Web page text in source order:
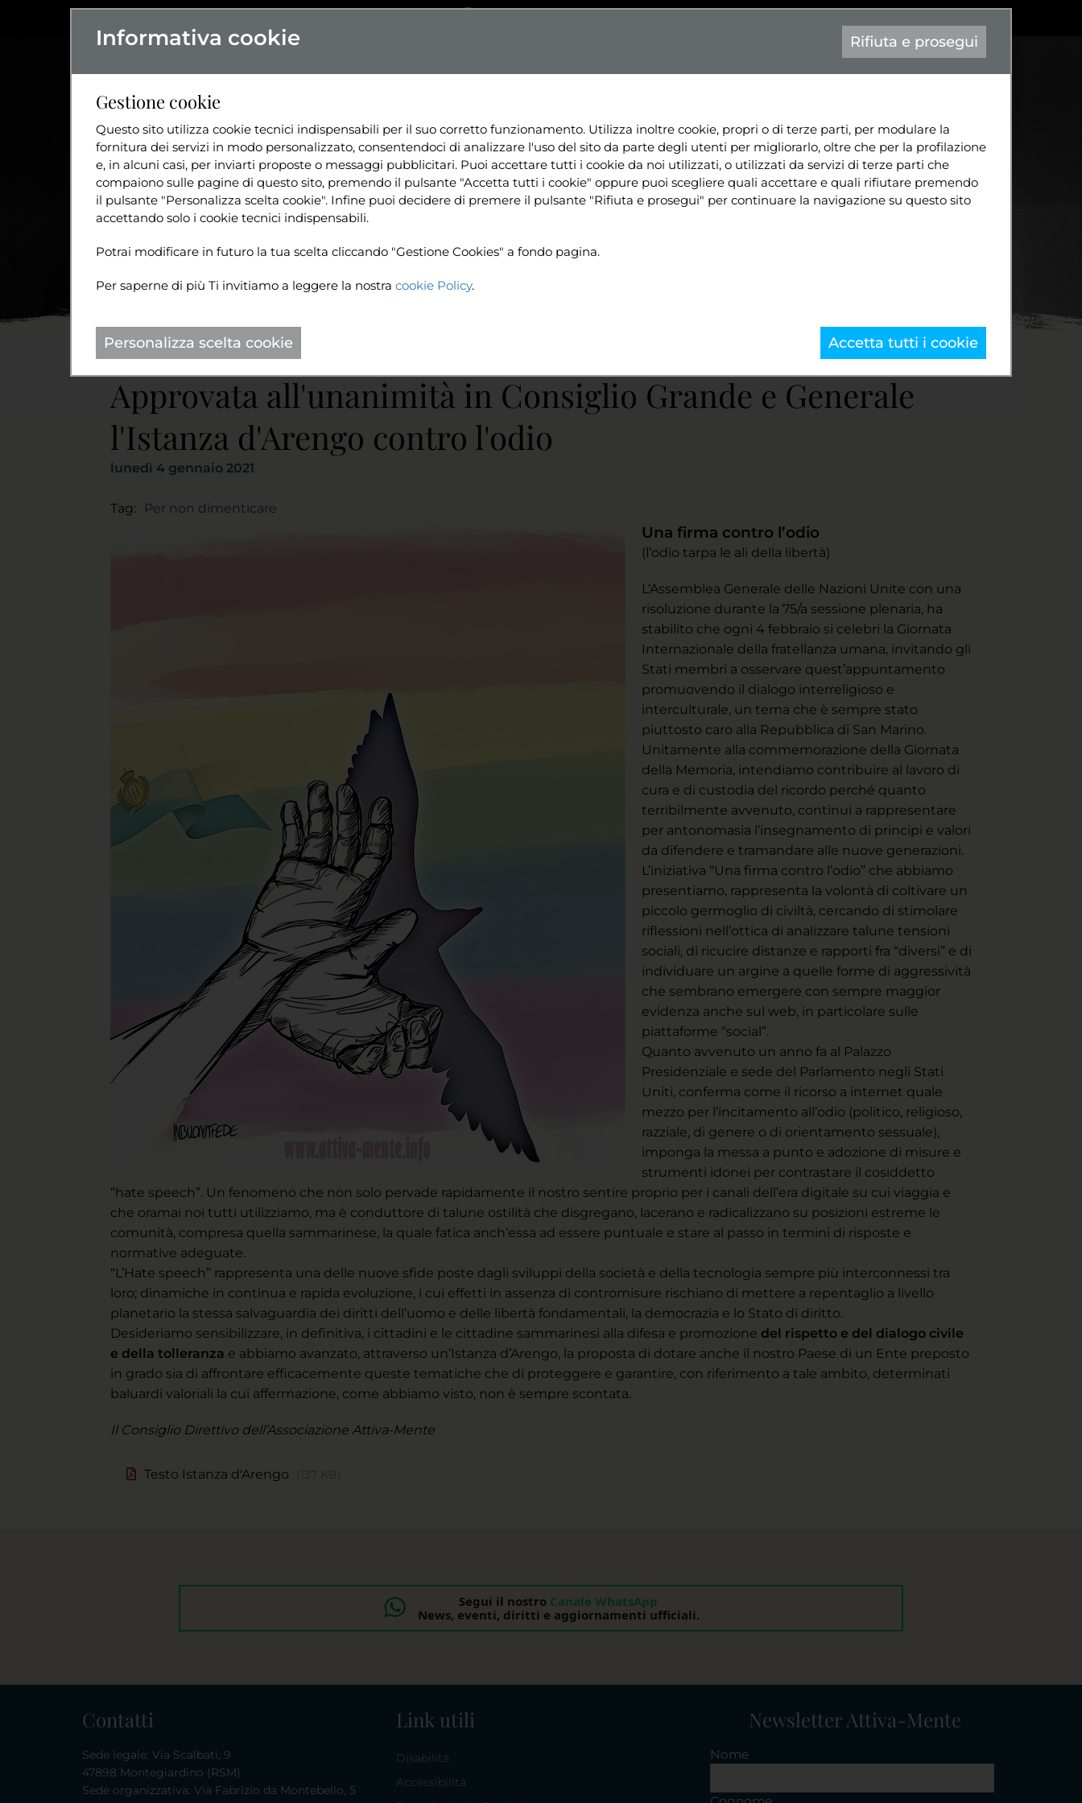
L'ASSOCIAZIONE NEWS PROGETTI RISORSE UTILITÀ CONTATTI DIVENTA SOCIO
Approvata all'unanimità in Consiglio Grande e Generale
l'Istanza d'Arengo contro l'odio
lunedì 4 gennaio 2021
Tag: Per non dimenticare
Una firma contro l’odio
(l’odio tarpa le ali della libertà)
L’Assemblea Generale delle Nazioni Unite con una
risoluzione durante la 75/a sessione plenaria, ha
stabilito che ogni 4 febbraio si celebri la Giornata
Internazionale della fratellanza umana, invitando gli
Stati membri a osservare quest’appuntamento
promuovendo il dialogo interreligioso e
interculturale, un tema che è sempre stato
piuttosto caro alla Repubblica di San Marino.
Unitamente alla commemorazione della Giornata
della Memoria, intendiamo contribuire al lavoro di
cura e di custodia del ricordo perché quanto
terribilmente avvenuto, continui a rappresentare
per antonomasia l’insegnamento di principi e valori
da difendere e tramandare alle nuove generazioni.
L’iniziativa “Una firma contro l’odio” che abbiamo
presentiamo, rappresenta la volontà di coltivare un
piccolo germoglio di civiltà, cercando di stimolare
riflessioni nell’ottica di analizzare talune tensioni
sociali, di ricucire distanze e rapporti fra “diversi” e di
individuare un argine a quelle forme di aggressività
che sembrano emergere con sempre maggior
evidenza anche sul web, in particolare sulle
piattaforme “social”.
Quanto avvenuto un anno fa al Palazzo
Presidenziale e sede del Parlamento negli Stati
Uniti, conferma come il ricorso a internet quale
mezzo per l’incitamento all’odio (politico, religioso,
razziale, di genere o di orientamento sessuale),
imponga la messa a punto e adozione di misure e
strumenti idonei per contrastare il cosiddetto
“hate speech”. Un fenomeno che non solo pervade rapidamente il nostro sentire proprio per i canali dell’era digitale su cui viaggia e
che oramai noi tutti utilizziamo, ma è conduttore di talune ostilità che disgregano, lacerano e radicalizzano su posizioni estreme le
comunità, compresa quella sammarinese, la quale fatica anch’essa ad essere puntuale e stare al passo in termini di risposte e
normative adeguate.
“L’Hate speech” rappresenta una delle nuove sfide poste dagli sviluppi della società e della tecnologia sempre più interconnessi tra
loro; dinamiche in continua e rapida evoluzione, i cui effetti in assenza di contromisure rischiano di mettere a repentaglio a livello
planetario la stessa salvaguardia dei diritti dell’uomo e delle libertà fondamentali, la democrazia e lo Stato di diritto.
Desideriamo sensibilizzare, in definitiva, i cittadini e le cittadine sammarinesi alla difesa e promozione del rispetto e del dialogo civile
e della tolleranza e abbiamo avanzato, attraverso un’Istanza d’Arengo, la proposta di dotare anche il nostro Paese di un Ente preposto
in grado sia di affrontare efficacemente queste tematiche che di proteggere e garantire, con riferimento a tale ambito, determinati
baluardi valoriali la cui affermazione, come abbiamo visto, non è sempre scontata.
Il Consiglio Direttivo dell’Associazione Attiva-Mente
Testo Istanza d'Arengo
Segui il nostro Canale WhatsApp
News, eventi, diritti e aggiornamenti ufficiali.
Contatti
Sede legale: Via Scalbati, 9
47898 Montegiardino (RSM)
Sede organizzativa: Via Fabrizio da Montebello, 5
Link utili
Disabilità
Accessibilità
Newsletter Attiva-Mente
Nome
Informativa cookie Rifiuta e prosegui
Gestione cookie
Questo sito utilizza cookie tecnici indispensabili per il suo corretto funzionamento. Utilizza inoltre cookie, propri o di terze parti, per modulare la
fornitura dei servizi in modo personalizzato, consentendoci di analizzare l'uso del sito da parte degli utenti per migliorarlo, oltre che per la profilazione
e, in alcuni casi, per inviarti proposte o messaggi pubblicitari. Puoi accettare tutti i cookie da noi utilizzati, o utilizzati da servizi di terze parti che
compaiono sulle pagine di questo sito, premendo il pulsante "Accetta tutti i cookie" oppure puoi scegliere quali accettare e quali rifiutare premendo
il pulsante "Personalizza scelta cookie". Infine puoi decidere di premere il pulsante "Rifiuta e prosegui" per continuare la navigazione su questo sito
accettando solo i cookie tecnici indispensabili.
Potrai modificare in futuro la tua scelta cliccando "Gestione Cookies" a fondo pagina.
Per saperne di più Ti invitiamo a leggere la nostra cookie Policy.
Personalizza scelta cookie Accetta tutti i cookie